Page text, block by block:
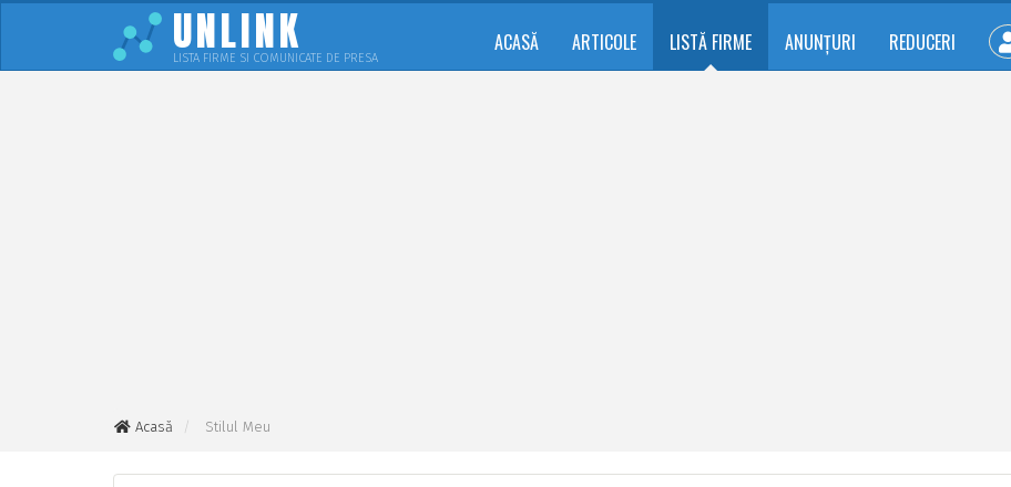
UNLINK
LISTA FIRME SI COMUNICATE DE PRESA
ACASĂ ARTICOLE LISTĂ FIRME ANUNȚURI REDUCERI
Acasă Stilul Meu